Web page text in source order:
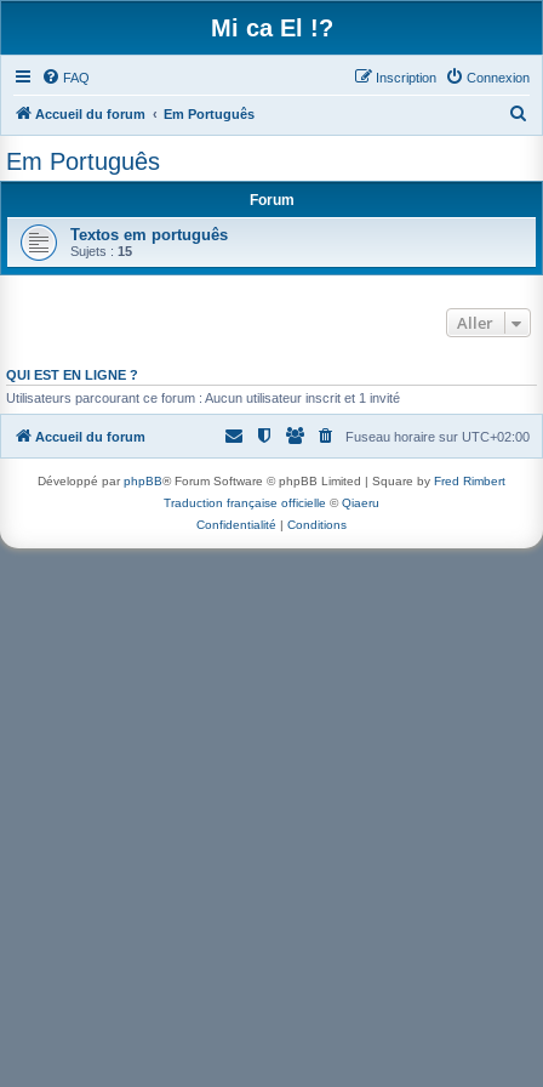
Mi ca El !?
FAQ Connexion
Inscription
Accueil du forum Em Português
h
Em Português
Forum
Textos em português
Sujets : 15
Aller
QUI EST EN LIGNE ?
Utilisateurs parcourant ce forum : Aucun utilisateur inscrit et 1 invité
Accueil du forum Fuseau horaire sur UTC+02:00
Développé parphpBB® Forum Software © phpBB Limited | Square by Fred Rimbert
Traduction française officielle ©Qiaeru
Confidentialité | Conditions